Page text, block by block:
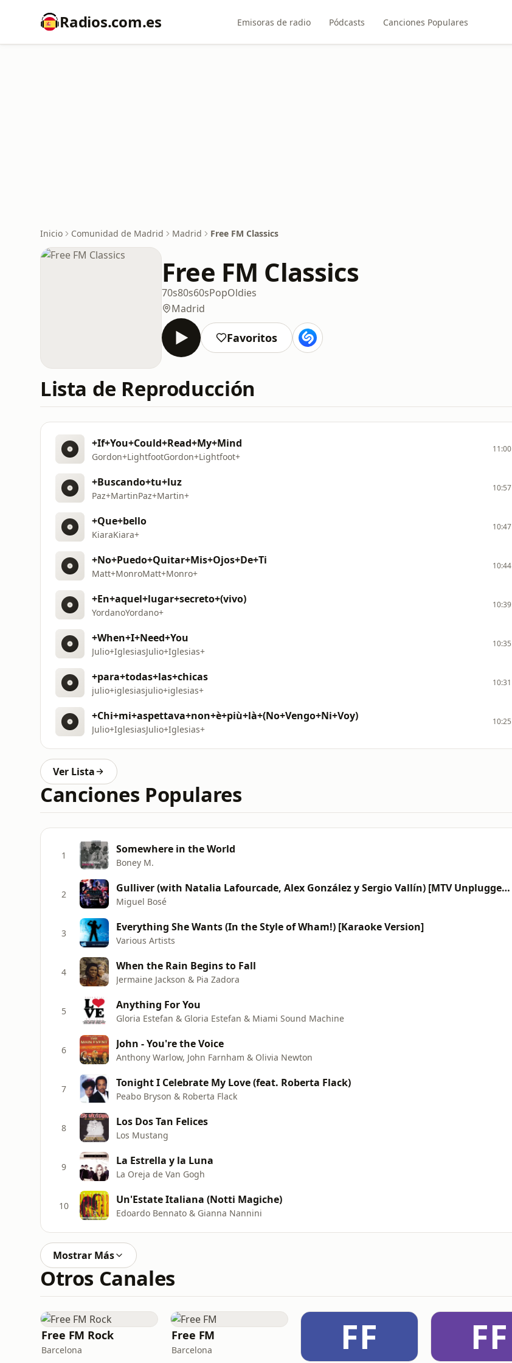
Radios.com.es Emisoras de radio Pódcasts Canciones Populares
Inicio Comunidad de Madrid Madrid Free FM Classics
Free FM Classics
70s80s60sPopOldies
Madrid
Favoritos
Lista de Reproducción
+If+You+Could+Read+My+Mind
Gordon+LightfootGordon+Lightfoot+
11:00
+Buscando+tu+luz
Paz+MartinPaz+Martin+
10:57
+Que+bello
KiaraKiara+
10:47
+No+Puedo+Quitar+Mis+Ojos+De+Ti
Matt+MonroMatt+Monro+
10:44
+En+aquel+lugar+secreto+(vivo)
YordanoYordano+
10:39
+When+I+Need+You
Julio+IglesiasJulio+Iglesias+
10:35
+para+todas+las+chicas
julio+iglesiasjulio+iglesias+
10:31
+Chi+mi+aspettava+non+è+più+là+(No+Vengo+Ni+Voy)
Julio+IglesiasJulio+Iglesias+
10:25
Ver Lista
Canciones Populares
1 Somewhere in the World
Boney M.
2 Gulliver (with Natalia Lafourcade, Alex González y Sergio Vallín) [MTV Unplugged] [Radio Edit]
Miguel Bosé
3 Everything She Wants (In the Style of Wham!) [Karaoke Version]
Various Artists
4 When the Rain Begins to Fall
Jermaine Jackson & Pia Zadora
5 Anything For You
Gloria Estefan & Gloria Estefan & Miami Sound Machine
6 John - You're the Voice
Anthony Warlow, John Farnham & Olivia Newton
7 Tonight I Celebrate My Love (feat. Roberta Flack)
Peabo Bryson & Roberta Flack
8 Los Dos Tan Felices
Los Mustang
9 La Estrella y la Luna
La Oreja de Van Gogh
10 Un'Estate Italiana (Notti Magiche)
Edoardo Bennato & Gianna Nannini
Mostrar Más
Otros Canales
Free FM Rock
Barcelona
Free FM
Barcelona FF FF